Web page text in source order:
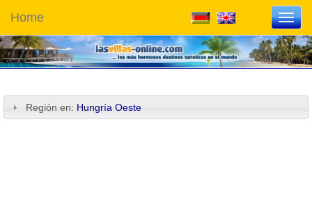
Home
Región en: Hungría Oeste